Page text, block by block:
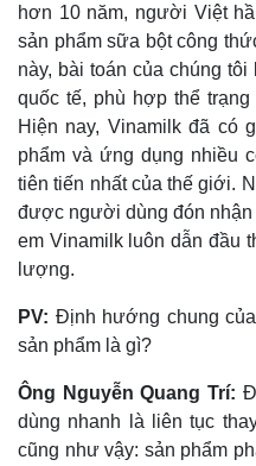
Kinh tế
Khởi nghiệp
hơn 10 năm, người Việt
sản phẩm sữa bột công
này, bài toán của chúng
quốc tế, phù hợp thể
Hiện nay, Vinamilk đã có
phẩm và ứng dụng nhiều
tiên tiến nhất của thế giới.
được người dùng đón nhận
em Vinamilk luôn dẫn đầu
lượng.
PV: Định hướng chung
sản phẩm là gì?
Ông Nguyễn Quang Trí:
dùng nhanh là liên tục
cũng như vậy: sản phẩm